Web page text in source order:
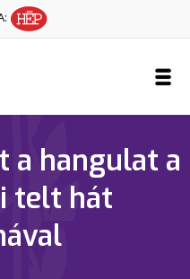
a hangulat a
telt hát